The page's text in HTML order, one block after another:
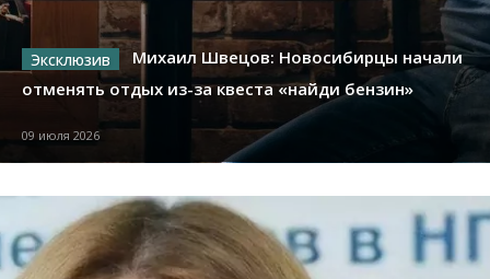
Михаил Швецов: Новосибирцы начали
отменять отдых из-за квеста «найди бензин»
09 июля 2026